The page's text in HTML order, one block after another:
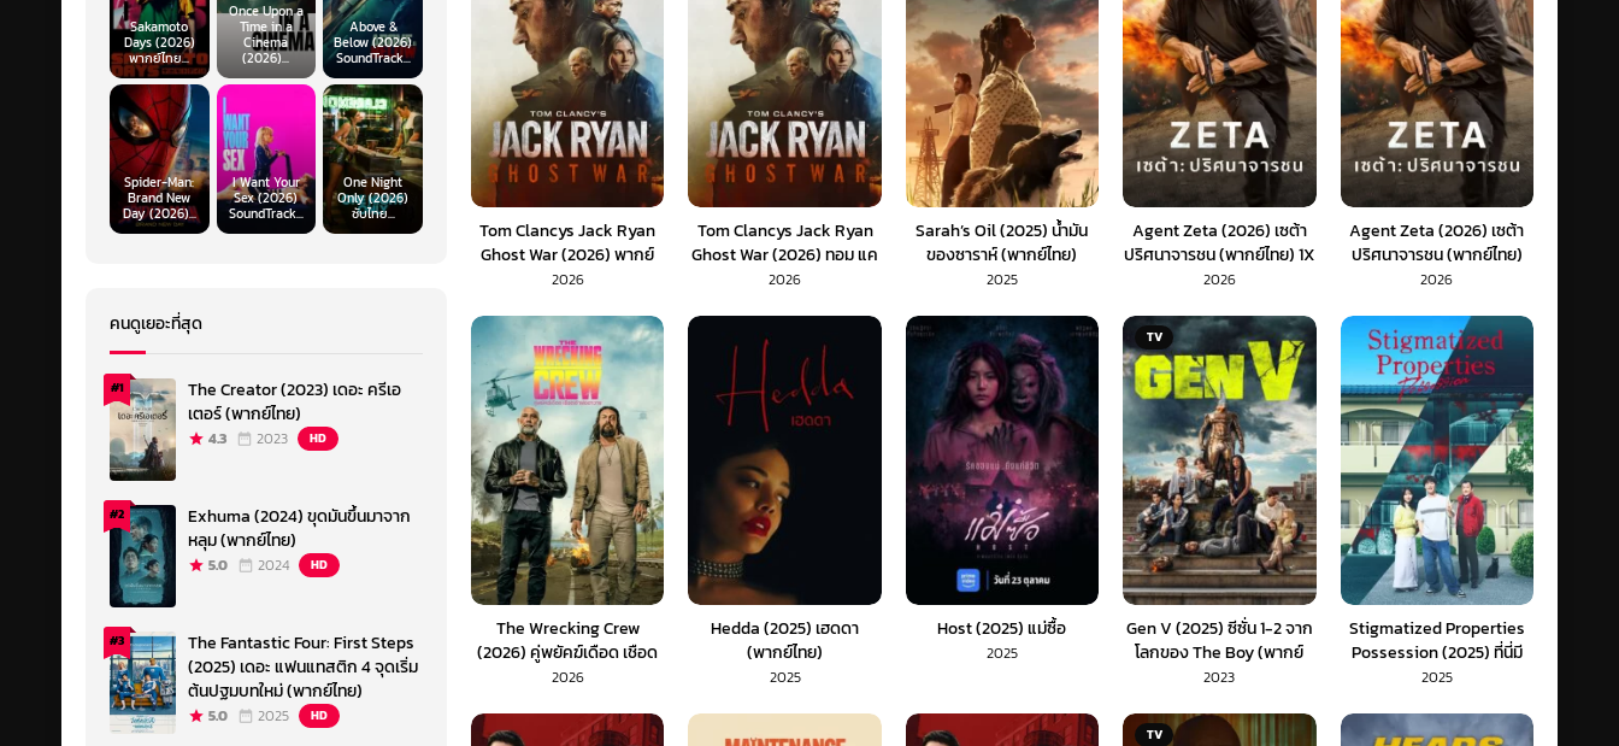
Tom Clancys Jack Ryan
Ghost War (2026) พากย์
ไทย 1X
2026
Tom Clancys Jack Ryan
Ghost War (2026) ทอม แค
ลนซีส์ สายลับ แจ็ค ไรอัน
2026
Sarah’s Oil (2025) น้ำมัน
ของซาราห์ (พากย์ไทย)
2025
Agent Zeta (2026) เซต้า
ปริศนาจารชน (พากย์ไทย) 1X
2026
Agent Zeta (2026) เซต้า
ปริศนาจารชน (พากย์ไทย)
2026
The Wrecking Crew
(2026) คู่พยัคฆ์เดือด เชือด
เจ้าพ่อฮาวาย (พากย์ไทย)
2026
Hedda (2025) เฮดดา
(พากย์ไทย)
2025
Host (2025) แม่ซื้อ
2025
TV
Gen V (2025) ซีซั่น 1-2 จาก
โลกของ The Boy (พากย์
ไทย)
2023
Stigmatized Properties
Possession (2025) ที่นี่มี
ประวัติ คนดีผีสิง (ซับไทย)
2025
TV
Sakamoto
Days (2026)
พากย์ไทย...
Once Upon a
Time in a
Cinema
(2026)...
Above &
Below (2026)
SoundTrack...
Spider-Man:
Brand New
Day (2026)...
I Want Your
Sex (2026)
SoundTrack...
One Night
Only (2026)
ซับไทย...
คนดูเยอะที่สุด
#1
The Creator (2023) เดอะ ครีเอ
เตอร์ (พากย์ไทย)
4.3 2023 HD
#2
Exhuma (2024) ขุดมันขึ้นมาจาก
หลุม (พากย์ไทย)
5.0 2024 HD
#3
The Fantastic Four: First Steps
(2025) เดอะ แฟนแทสติก 4 จุดเริ่ม
ต้นปฐมบทใหม่ (พากย์ไทย)
5.0 2025 HD